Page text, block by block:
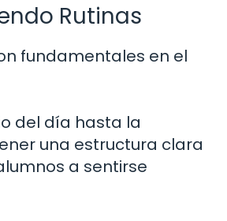
Rutinas
fundamentales en el
del día hasta la
una estructura clara
a sentirse